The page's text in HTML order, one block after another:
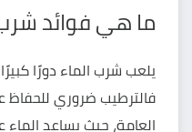
ما هي فوائد
يلعب شرب الماء دورًا
فالترطيب ضروري للحفاظ
العامة، حيث يساعد